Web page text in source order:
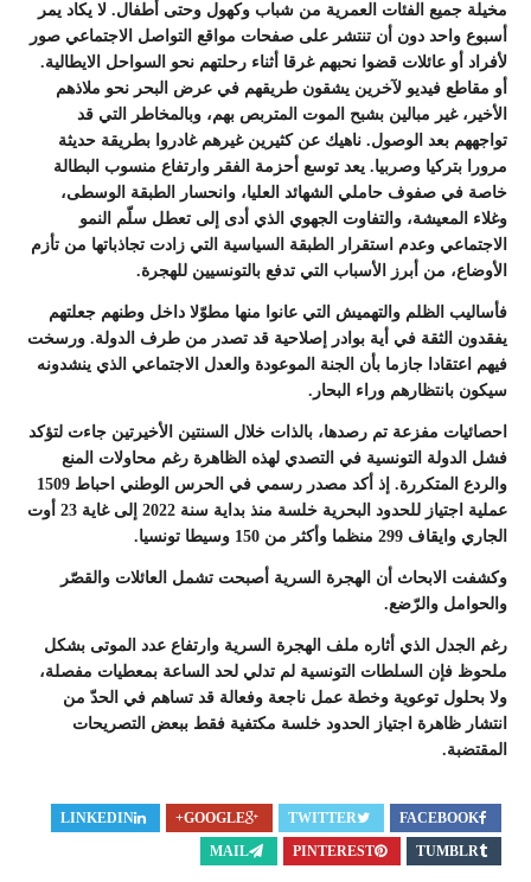
مخيلة جميع الفئات العمرية من شباب وكهول وحتى أطفال. لا يكاد يمر
أسبوع واحد دون أن تنتشر على صفحات مواقع التواصل الاجتماعي صور
لأفراد أو عائلات قضوا نحبهم غرقا أثناء رحلتهم نحو السواحل الايطالية.
أو مقاطع فيديو لآخرين يشقون طريقهم في عرض البحر نحو ملاذهم
الأخير، غير مبالين بشبح الموت المتربص بهم، وبالمخاطر التي قد
تواجههم بعد الوصول. ناهيك عن كثيرين غيرهم غادروا بطريقة حديثة
مرورا بتركيا وصربيا. يعد توسع أحزمة الفقر وارتفاع منسوب البطالة
خاصة في صفوف حاملي الشهائد العليا، وانحسار الطبقة الوسطى،
وغلاء المعيشة، والتفاوت الجهوي الذي أدى إلى تعطل سلّم النمو
الاجتماعي وعدم استقرار الطبقة السياسية التي زادت تجاذباتها من تأزم
الأوضاع، من أبرز الأسباب التي تدفع بالتونسيين للهجرة.
فأساليب الظلم والتهميش التي عانوا منها مطوّلا داخل وطنهم جعلتهم
يفقدون الثقة في أية بوادر إصلاحية قد تصدر من طرف الدولة. ورسخت
فيهم اعتقادا جازما بأن الجنة الموعودة والعدل الاجتماعي الذي ينشدونه
سيكون بانتظارهم وراء البحار.
احصائيات مفزعة تم رصدها، بالذات خلال السنتين الأخيرتين جاءت لتؤكد
فشل الدولة التونسية في التصدي لهذه الظاهرة رغم محاولات المنع
والردع المتكررة. إذ أكد مصدر رسمي في الحرس الوطني احباط 1509
عملية اجتياز للحدود البحرية خلسة منذ بداية سنة 2022 إلى غاية 23 أوت
الجاري وايقاف 299 منظما وأكثر من 150 وسيطا تونسيا.
وكشفت الابحاث أن الهجرة السرية أصبحت تشمل العائلات والقصّر
والحوامل والرّضع.
رغم الجدل الذي أثاره ملف الهجرة السرية وارتفاع عدد الموتى بشكل
ملحوظ فإن السلطات التونسية لم تدلي لحد الساعة بمعطيات مفصلة،
ولا بحلول توعوية وخطة عمل ناجعة وفعالة قد تساهم في الحدّ من
انتشار ظاهرة اجتياز الحدود خلسة مكتفية فقط ببعض التصريحات
المقتضبة.
FACEBOOK
TWITTER
GOOGLE+
LINKEDIN
TUMBLR
PINTEREST
MAIL